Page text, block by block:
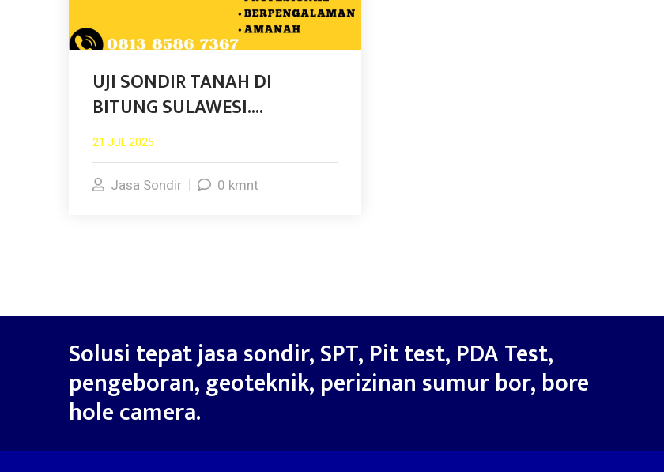
UJI SONDIR TANAH DI
BITUNG SULAWESI....
21 JUL 2025
Jasa Sondir 0 kmnt
Solusi tepat jasa sondir, SPT, Pit test, PDA Test,
pengeboran, geoteknik, perizinan sumur bor, bore
hole camera.